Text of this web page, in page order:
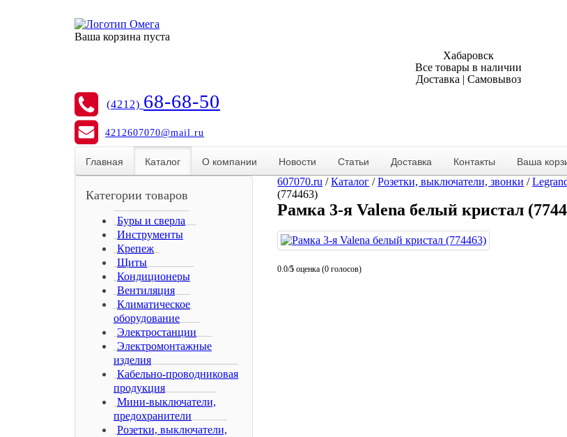
Ваша корзина пуста
Хабаровск
Все товары в наличии
Доставка | Самовывоз
(4212) 68-68-50
4212607070@mail.ru
Главная Каталог О компании Новости Статьи Доставка Контакты Ваша
607070.ru /Каталог /Розетки, выключатели, звонки /
(774463)
Рамка 3-я Valena белый кристал
0.0/5 оценка (0 голосов)
Категории товаров
Буры и сверла
Инструменты
Крепеж
Щиты
Кондиционеры
Вентиляция
Климатическое
оборудование
Электростанции
Электромонтажные
изделия
Кабельно-проводниковая
продукция
Мини-выключатели,
предохранители
Розетки, выключатели,